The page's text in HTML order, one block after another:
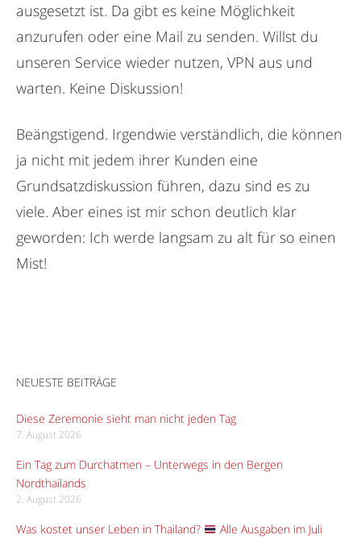
ausgesetzt ist. Da gibt es keine Möglichkeit
anzurufen oder eine Mail zu senden. Willst du
unseren Service wieder nutzen, VPN aus und
warten. Keine Diskussion!
Beängstigend. Irgendwie verständlich, die können
ja nicht mit jedem ihrer Kunden eine
Grundsatzdiskussion führen, dazu sind es zu
viele. Aber eines ist mir schon deutlich klar
geworden: Ich werde langsam zu alt für so einen
Mist!
NEUESTE BEITRÄGE
Diese Zeremonie sieht man nicht jeden Tag
7. August 2026
Ein Tag zum Durchatmen – Unterwegs in den Bergen
Nordthailands
2. August 2026
Was kostet unser Leben in Thailand?
Alle Ausgaben im Juli